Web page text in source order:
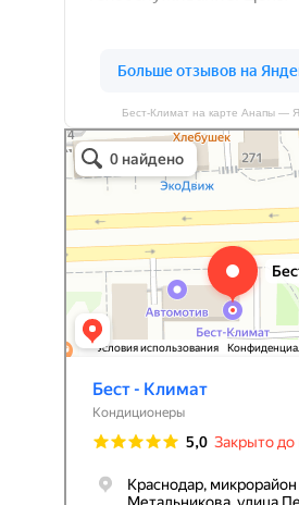
Бест-Климат на карте Анапы —
Бест-климат
Кондиционеры в Краснодаре